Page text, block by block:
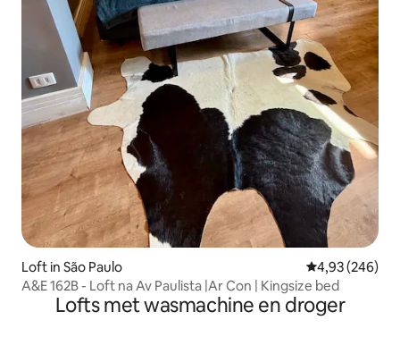
Loft in São Paulo Gemiddelde
4,93 (246)
A&E 162B - Loft na Av Paulista |Ar Con | Kingsize bed
Lofts met wasmachine en droger